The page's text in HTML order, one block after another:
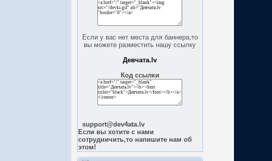
Если у вас нет места для баннера,то
вы можете разместить нашу ссылку
Девчата.lv
Код ссылки
support@dev4ata.lv
Если вы хотите с нами
сотрудничить,то напишите нам об
этом!